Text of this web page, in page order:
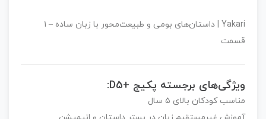
Yakari| داستان‌های بومی و طبیعت‌محور با زبان ساده –۱
قسمت
ویژگی‌های برجسته پکیج +D5:
مناسب کودکان بالای ۵ سال